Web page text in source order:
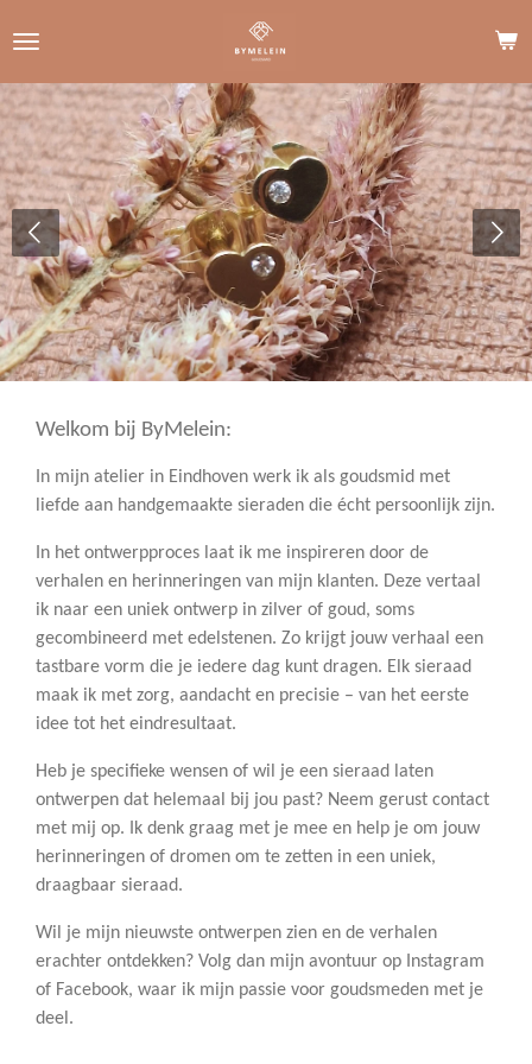
direct
naar
de
hoofdinhoud
Welkom bij ByMelein:
In mijn atelier in Eindhoven werk ik als goudsmid met
liefde aan handgemaakte sieraden die écht persoonlijk zijn.
In het ontwerpproces laat ik me inspireren door de
verhalen en herinneringen van mijn klanten. Deze vertaal
ik naar een uniek ontwerp in zilver of goud, soms
gecombineerd met edelstenen. Zo krijgt jouw verhaal een
tastbare vorm die je iedere dag kunt dragen. Elk sieraad
maak ik met zorg, aandacht en precisie – van het eerste
idee tot het eindresultaat.
Heb je specifieke wensen of wil je een sieraad laten
ontwerpen dat helemaal bij jou past? Neem gerust contact
met mij op. Ik denk graag met je mee en help je om jouw
herinneringen of dromen om te zetten in een uniek,
draagbaar sieraad.
Wil je mijn nieuwste ontwerpen zien en de verhalen
erachter ontdekken? Volg dan mijn avontuur op Instagram
of Facebook, waar ik mijn passie voor goudsmeden met je
deel.